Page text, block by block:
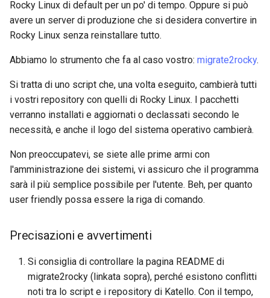
and Key Signing
Systemd Units Hardening
Capitolo 6. Server mail
Capitolo 7. High availability
Lab 11: Provisioning Pod
Network Routes
Lab 12: Smoke Test
Lab 13: Cleaning Up
bash - Colore della stringa
Servizio Systemd - Script
Test di compatibilità della
CPU
traffico attraverso
Tor/SOCKS5
Change Log
Rocky Linux Summer of Docs
2024
Rocky Linux di default per un po' di tempo. Oppure si può
avere un server di produzione che si desidera convertire in
Rocky Linux senza reinstallare tutto.
Abbiamo lo strumento che fa al caso vostro: migrate2rocky.
Si tratta di uno script che, una volta eseguito, cambierà tutti
i vostri repository con quelli di Rocky Linux. I pacchetti
verranno installati e aggiornati o declassati secondo le
necessità, e anche il logo del sistema operativo cambierà.
Non preoccupatevi, se siete alle prime armi con
l'amministrazione dei sistemi, vi assicuro che il programma
sarà il più semplice possibile per l'utente. Beh, per quanto
user friendly possa essere la riga di comando.
Precisazioni e avvertimenti
Si consiglia di controllare la pagina README di
migrate2rocky (linkata sopra), perché esistono conflitti
noti tra lo script e i repository di Katello. Con il tempo,